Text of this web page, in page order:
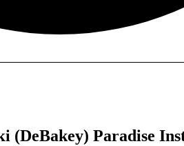
(DeBakey) Paradise